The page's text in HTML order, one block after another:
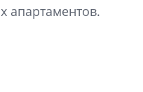
апартаментов.